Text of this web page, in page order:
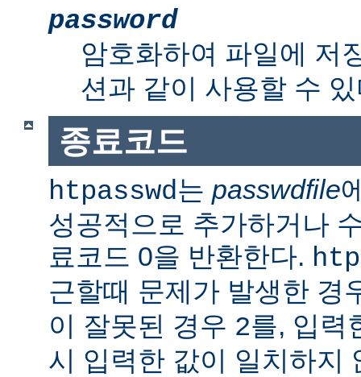
password
암호화하여 파일에 저
션과 같이 사용할 수
종료코드
htpasswd는 passwdfile
성공적으로 추가하거나
료코드 0을 반환한다.
근할때 문제가 발생한 경
이 잘못된 경우 2를, 입력
시 입력한 값이 일치하지